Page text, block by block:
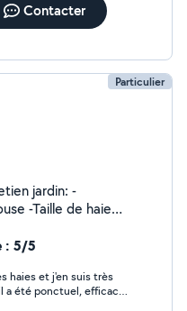
Contacter
Particulier
haie
N'hésitez pas a me contacter
: 5/5
haies et j'en suis très
a été ponctuel, efficace